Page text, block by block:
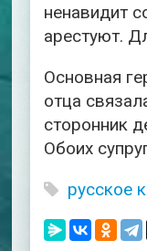
ненавидит
арестуют.
Основная
отца
сторонник
Обоих
русское